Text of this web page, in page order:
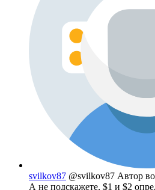
svilkov87 @svilkov87 Автор
А не подскажете, $1 и $2